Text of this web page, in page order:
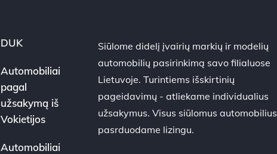
DUK
Automobiliai
pagal
užsakymą iš
Vokietijos
Automobiliai
Siūlome didelį įvairių markių ir modelių
automobilių pasirinkimą savo filialuose
Lietuvoje. Turintiems išskirtinių
pageidavimų - atliekame individualius
užsakymus. Visus siūlomus automobilius
pasrduodame lizingu.